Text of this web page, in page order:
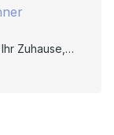
Zuhause,